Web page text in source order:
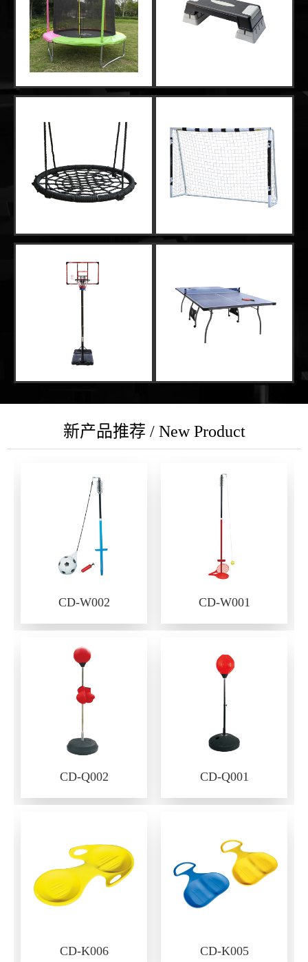
新产品推荐 / New Product
CD-W002 CD-W001
CD-Q002 CD-Q001
CD-K006 CD-K005